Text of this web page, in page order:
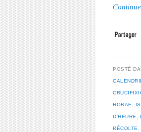
POSTÉ
HORAE,
D'HEURE,
RÉCOLTE,